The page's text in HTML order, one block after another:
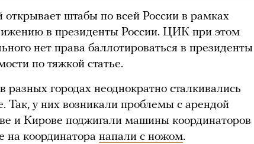
штабы по всей России в рамках
в президенты России. ЦИК при этом
нет права баллотироваться в президенты
по тяжкой статье.
городах неоднократно сталкивались
Так, у них возникали проблемы с арендой
и Кирове поджигали машины координаторов
на координатора напали с ножом.